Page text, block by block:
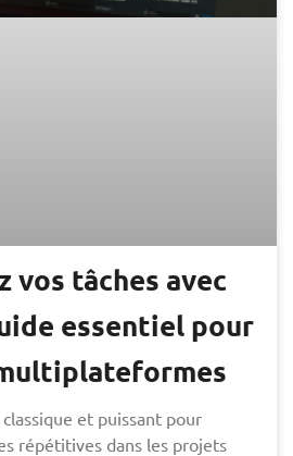
vos tâches avec
essentiel pour
et puissant pour
répétitives dans les projets